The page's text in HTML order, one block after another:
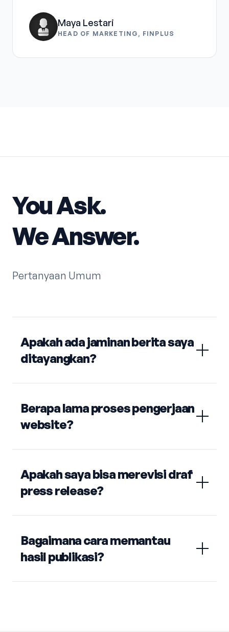
Maya Lestari
HEAD OF MARKETING, FINPLUS
You Ask.
We Answer.
Pertanyaan Umum
Apakah ada jaminan berita saya
ditayangkan?
Berapa lama proses pengerjaan
website?
Apakah saya bisa merevisi draf
press release?
Bagaimana cara memantau
hasil publikasi?